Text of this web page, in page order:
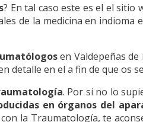
? En tal caso este es el el sitio
de la medicina en indioma
en Valdepeñas
detalle en el a fin de que os
. Por si no lo
en órganos del
la Traumatología, te